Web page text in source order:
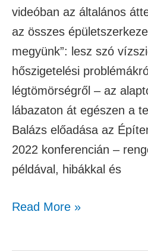
videóban az általános
az összes
megyünk”: lesz szó
hőszigetelési
légtömörségről – az
lábazaton át egészen a
Balázs előadása az
2022 konferencián –
példával, hibákkal és
Read More »